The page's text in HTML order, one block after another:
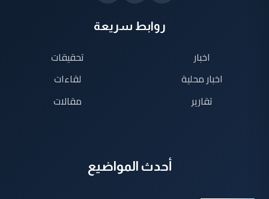
روابط سريعة
اخبار
اخبار محلية
تقارير
تحقيقات
لقاءات
مقالات
أحدث المواضيع